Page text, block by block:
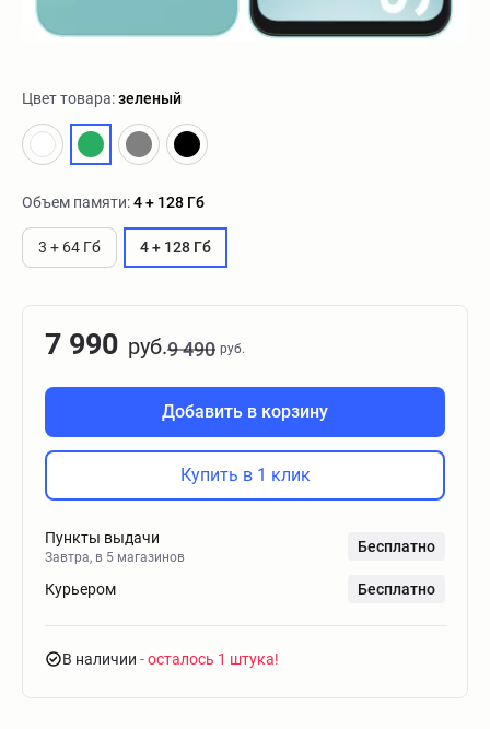
Цвет товара:зеленый
Объем памяти:4 + 128 Гб
3 + 64 Гб 4 + 128 Гб
7 990 руб.9 490 руб.
Добавить в корзину
Купить в 1 клик
Пункты выдачи
Завтра, в 5 магазинов
Бесплатно
Курьером Бесплатно
В наличии - осталось 1 штука